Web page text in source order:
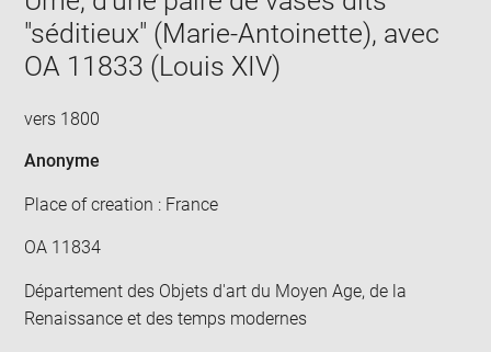
"séditieux" (Marie-Antoinette), avec
OA 11833 (Louis XIV)
vers 1800
Anonyme
Place of creation : France
OA 11834
Département des Objets d'art du Moyen Age, de la
Renaissance et des temps modernes